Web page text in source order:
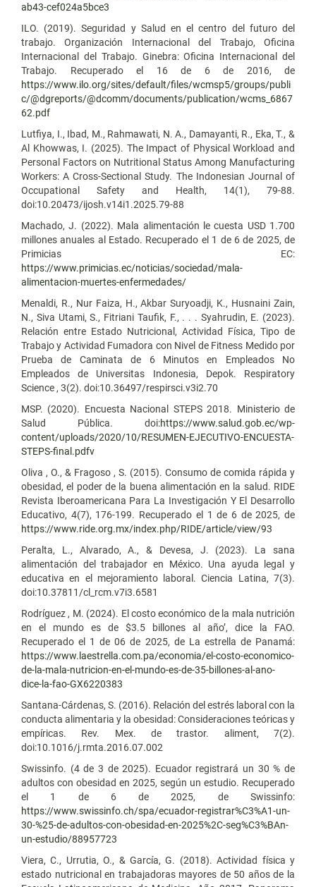
ab43-cef024a5bce3
ILO. (2019). Seguridad y Salud en el centro del futuro del
trabajo. Organización Internacional del Trabajo, Oficina
Internacional del Trabajo. Ginebra: Oficina Internacional del
Trabajo. Recuperado el 16 de 6 de 2016, de
https://www.ilo.org/sites/default/files/wcmsp5/groups/publi
c/@dgreports/@dcomm/documents/publication/wcms_6867
62.pdf
Lutfiya, I., Ibad, M., Rahmawati, N. A., Damayanti, R., Eka, T., &
Al Khowwas, I. (2025). The Impact of Physical Workload and
Personal Factors on Nutritional Status Among Manufacturing
Workers: A Cross-Sectional Study. The Indonesian Journal of
Occupational Safety and Health, 14(1), 79-88.
doi:10.20473/ijosh.v14i1.2025.79-88
Machado, J. (2022). Mala alimentación le cuesta USD 1.700
millones anuales al Estado. Recuperado el 1 de 6 de 2025, de
Primicias EC:
https://www.primicias.ec/noticias/sociedad/mala-
alimentacion-muertes-enfermedades/
Menaldi, R., Nur Faiza, H., Akbar Suryoadji, K., Husnaini Zain,
N., Siva Utami, S., Fitriani Taufik, F., . . . Syahrudin, E. (2023).
Relación entre Estado Nutricional, Actividad Física, Tipo de
Trabajo y Actividad Fumadora con Nivel de Fitness Medido por
Prueba de Caminata de 6 Minutos en Empleados No
Empleados de Universitas Indonesia, Depok. Respiratory
Science , 3(2). doi:10.36497/respirsci.v3i2.70
MSP. (2020). Encuesta Nacional STEPS 2018. Ministerio de
Salud Pública. doi:https://www.salud.gob.ec/wp-
content/uploads/2020/10/RESUMEN-EJECUTIVO-ENCUESTA-
STEPS-final.pdfv
Oliva , O., & Fragoso , S. (2015). Consumo de comida rápida y
obesidad, el poder de la buena alimentación en la salud. RIDE
Revista Iberoamericana Para La Investigación Y El Desarrollo
Educativo, 4(7), 176-199. Recuperado el 1 de 6 de 2025, de
https://www.ride.org.mx/index.php/RIDE/article/view/93
Peralta, L., Alvarado, A., & Devesa, J. (2023). La sana
alimentación del trabajador en México. Una ayuda legal y
educativa en el mejoramiento laboral. Ciencia Latina, 7(3).
doi:10.37811/cl_rcm.v7i3.6581
Rodríguez , M. (2024). El costo económico de la mala nutrición
en el mundo es de $3.5 billones al año’, dice la FAO.
Recuperado el 1 de 06 de 2025, de La estrella de Panamá:
https://www.laestrella.com.pa/economia/el-costo-economico-
de-la-mala-nutricion-en-el-mundo-es-de-35-billones-al-ano-
dice-la-fao-GX6220383
Santana-Cárdenas, S. (2016). Relación del estrés laboral con la
conducta alimentaria y la obesidad: Consideraciones teóricas y
empíricas. Rev. Mex. de trastor. aliment, 7(2).
doi:10.1016/j.rmta.2016.07.002
Swissinfo. (4 de 3 de 2025). Ecuador registrará un 30 % de
adultos con obesidad en 2025, según un estudio. Recuperado
el 1 de 6 de 2025, de Swissinfo:
https://www.swissinfo.ch/spa/ecuador-registrar%C3%A1-un-
30-%25-de-adultos-con-obesidad-en-2025%2C-seg%C3%BAn-
un-estudio/88957723
Viera, C., Urrutia, O., & García, G. (2018). Actividad física y
estado nutricional en trabajadoras mayores de 50 años de la